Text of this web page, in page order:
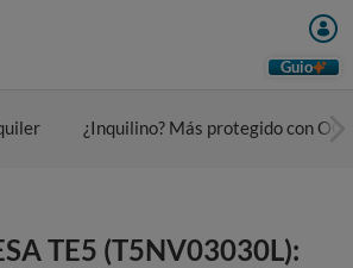
Guio
¿Inquilino? Más protegido con
TE5 (T5NV03030L):